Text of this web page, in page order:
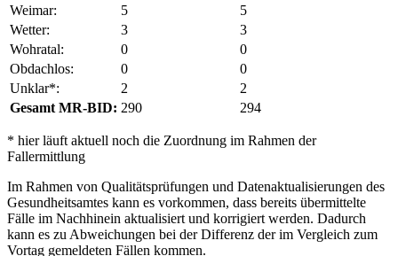
Weimar:
5
5
Wetter:
3
3
Wohratal:
0
0
Obdachlos:
0
0
Unklar*:
2
2
Gesamt MR-BID: 290 294
* hier läuft aktuell noch die Zuordnung im Rahmen der
Fallermittlung
Im Rahmen von Qualitätsprüfungen und Datenaktualisierungen des
Gesundheitsamtes kann es vorkommen, dass bereits übermittelte
Fälle im Nachhinein aktualisiert und korrigiert werden. Dadurch
kann es zu Abweichungen bei der Differenz der im Vergleich zum
Vortag gemeldeten Fällen kommen.